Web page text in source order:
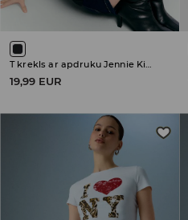
T krekls ar apdruku Jennie Kim
19,99 EUR